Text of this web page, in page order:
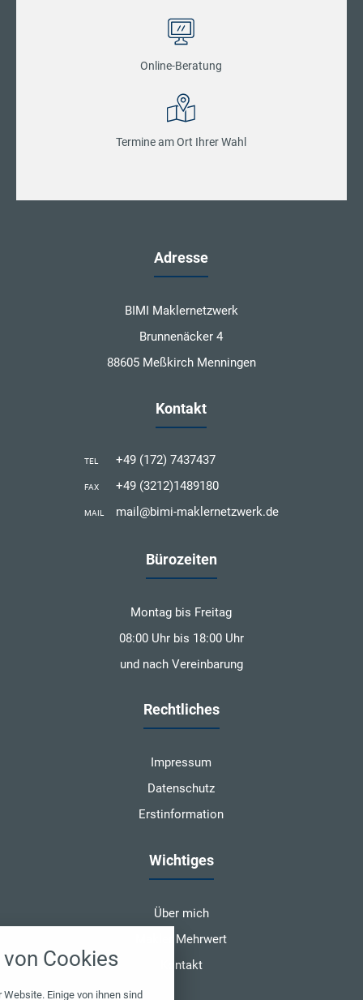
Online-Beratung
Termine am Ort Ihrer Wahl
Adresse
BIMI Maklernetzwerk
Brunnenäcker 4
88605 Meßkirch Menningen
Kontakt
TEL +49 (172) 7437437
FAX +49 (3212)1489180
MAIL mail@bimi-maklernetzwerk.de
Bürozeiten
Montag bis Freitag
08:00 Uhr bis 18:00 Uhr
und nach Vereinbarung
Rechtliches
Impressum
Datenschutz
Erstinformation
Wichtiges
Über mich
Makler Mehrwert
Kontakt
Cookies
Einige von ihnen sind
alle verwendeten Cookies und
zu blockieren.